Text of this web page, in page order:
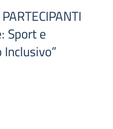
Sport e